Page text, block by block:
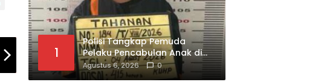
1
Polisi Tangkap Pemuda
Pelaku Pencabulan Anak di
Kualuh Selatan, Beraksi
dengan Modus Beri Uang ke
Agustus 6, 2026 0